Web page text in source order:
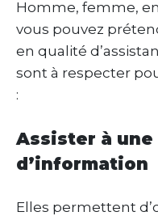
Homme, femme,
vous pouvez
en qualité
sont à respecter
:
Assister à
d’information
Elles permettent